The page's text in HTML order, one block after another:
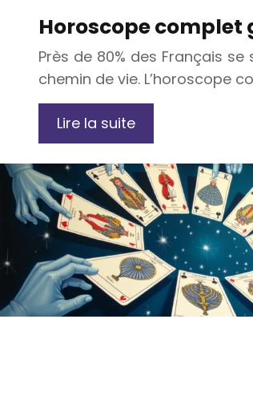
Horoscope complet
Près de 80% des Français
chemin de vie. L’horoscope
Lire la suite